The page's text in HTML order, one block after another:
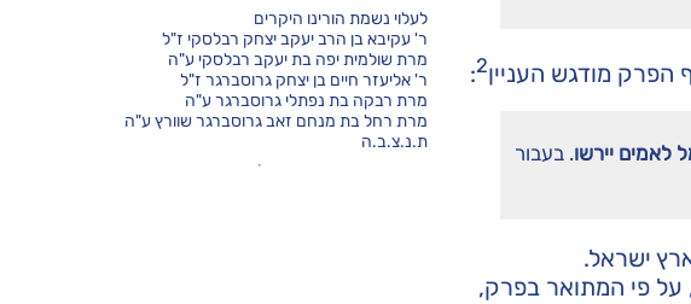
מודגש העניין2
:
לאמים יירשו. בעבור
ישראל.
על פי המתואר בפרק,
לעלוי נשמת הורינו היקרים
ר' עקיבא בן הרב יעקב יצחק רבלסקי ז"ל
מרת שולמית יפה בת יעקב רבלסקי ע"ה
ר' אליעזר חיים בן יצחק גרוסברגר ז"ל
מרת רבקה בת נפתלי גרוסברגר ע"ה
מרת רחל בת מנחם זאב גרוסברגר שוורץ ע"ה
ת.נ.צ.ב.ה